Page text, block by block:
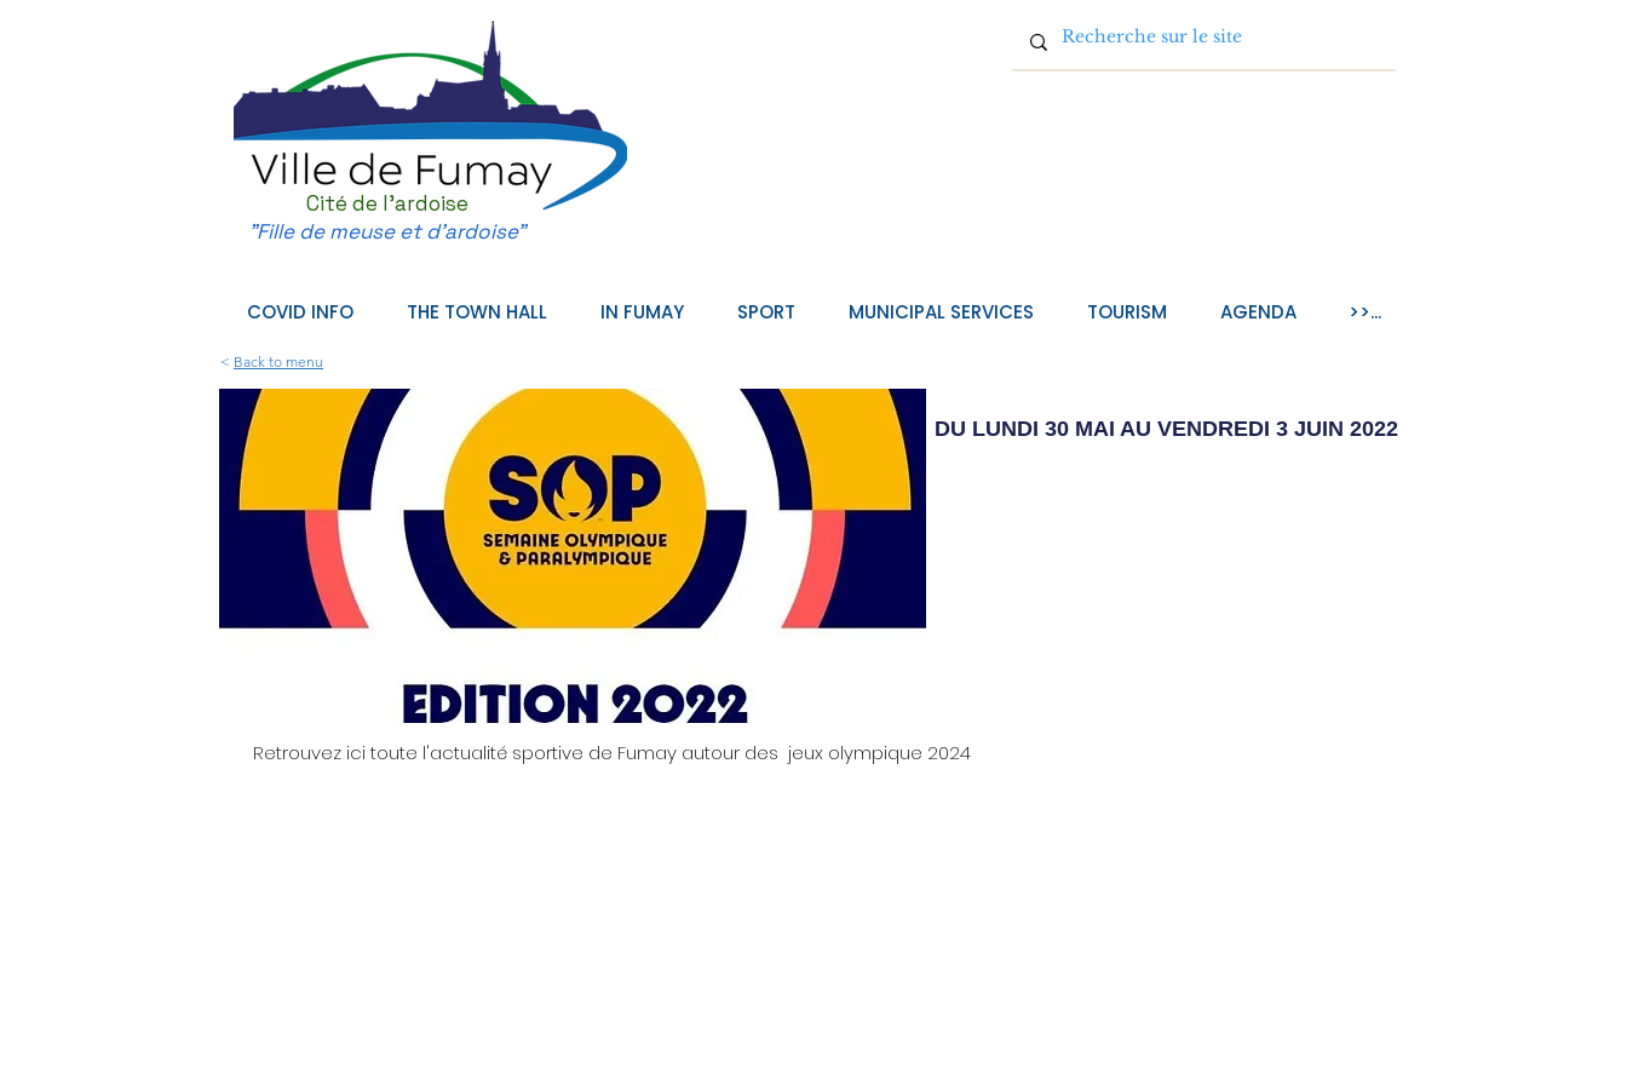
Cité de l'ardoise
"Fille de meuse et d'ardoise"
COVID INFO THE TOWN HALL IN FUMAY SPORT MUNICIPAL SERVICES TOURISM AGENDA >>...
< Back to menu
DU LUNDI 30 MAI AU VENDREDI 3 JUIN 2022
Retrouvez ici toute l'actualité sportive de Fumay autour des jeux olympique 2024